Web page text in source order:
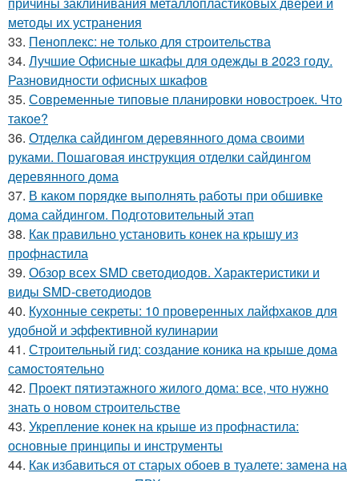
методы их устранения
33. Пеноплекс: не только для строительства
34. Лучшие Офисные шкафы для одежды в 2023 году.
Разновидности офисных шкафов
35. Современные типовые планировки новостроек. Что
такое?
36. Отделка сайдингом деревянного дома своими
руками. Пошаговая инструкция отделки сайдингом
деревянного дома
37. В каком порядке выполнять работы при обшивке
дома сайдингом. Подготовительный этап
38. Как правильно установить конек на крышу из
профнастила
39. Обзор всех SMD светодиодов. Характеристики и
виды SMD-светодиодов
40. Кухонные секреты: 10 проверенных лайфхаков для
удобной и эффективной кулинарии
41. Строительный гид: создание коника на крыше дома
самостоятельно
42. Проект пятиэтажного жилого дома: все, что нужно
знать о новом строительстве
43. Укрепление конек на крыше из профнастила:
основные принципы и инструменты
44. Как избавиться от старых обоев в туалете: замена на